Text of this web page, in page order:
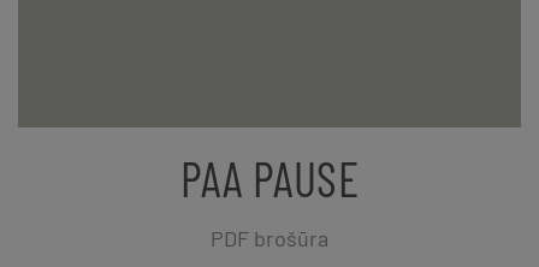
PAA PAUSE
PDF brošūra